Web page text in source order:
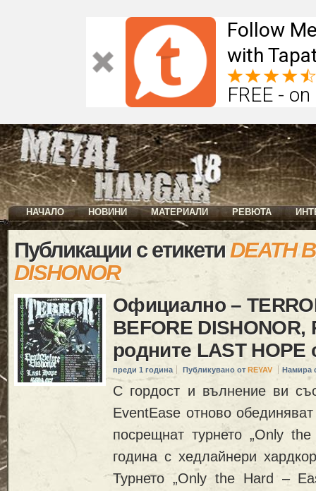
Follow
with
FREE -
НАЧАЛО НОВИНИ МАТЕРИАЛИ РЕВЮТА
Публикации с етикетиDEATH
DISHONOR
Официално –
BEFORE DISHONOR,
родните LAST
преди 1 година Публикувано от REYAV Намира
С гордост и вълнение ви
EventEase отново
посрещнат турнето „Only
година с хедлайнери
Турнето „Only the Hard –